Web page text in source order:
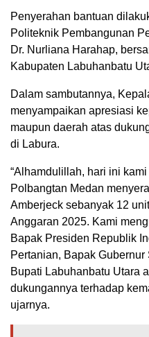
Penyerahan bantuan
Politeknik Pembangunan
Dr. Nurliana Harahap,
Kabupaten Labuhanbatu
Dalam sambutannya,
menyampaikan apresiasi
maupun daerah atas
di Labura.
“Alhamdulillah, hari ini
Polbangtan Medan
Amberjeck sebanyak 12
Anggaran 2025. Kami
Bapak Presiden Republik
Pertanian, Bapak
Bupati Labuhanbatu Utara
dukungannya terhadap
ujarnya.